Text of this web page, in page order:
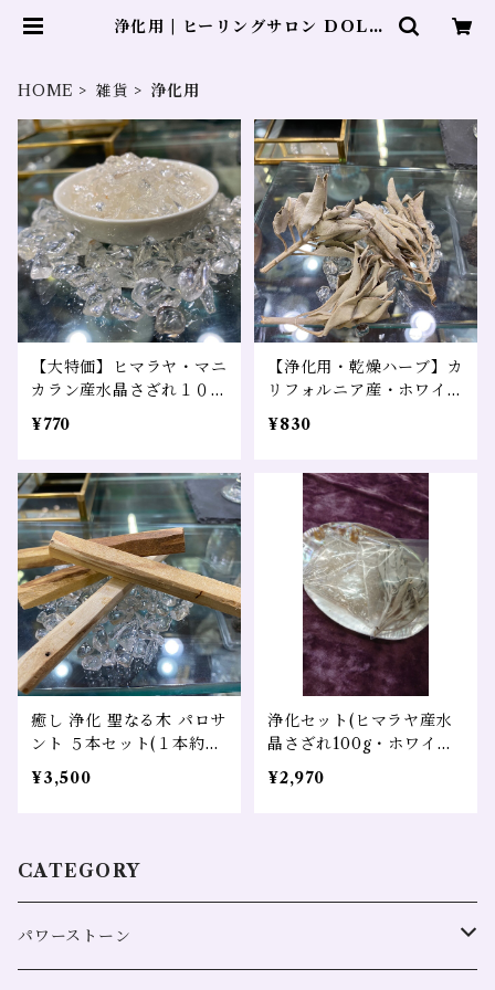
浄化用 | ヒーリングサロン DOLP
HOME 雑貨 浄化用
【大特価】ヒマラヤ・マニ
カラン産水晶さざれ１００
g
¥770
【浄化用・乾燥ハーブ】カ
リフォルニア産・ホワイト
セージ 5g
¥830
癒し 浄化 聖なる木 パロサ
ント ５本セット(１本約１
０cm)
¥3,500
浄化セット(ヒマラヤ産水
晶さざれ100g・ホワイト
セージ5g・パールシェル
の3点セット）
¥2,970
CATEGORY
パワーストーン